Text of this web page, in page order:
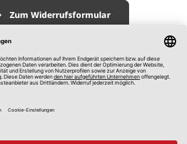
Zum Widerrufsformular
Impressum
AGB
Datenschutz